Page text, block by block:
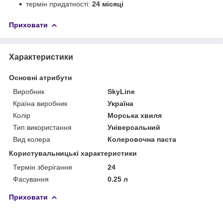
термін придатності: 24 місяці
Приховати
Характеристики
Основні атрибути
Виробник
SkyLine
Країна виробник
Україна
Колір
Морська хвиля
Тип використання
Універсальний
Вид колера
Колеровочна паста
Користувальницькі характеристики
Термін зберігання
24
Фасування
0.25 л
Приховати